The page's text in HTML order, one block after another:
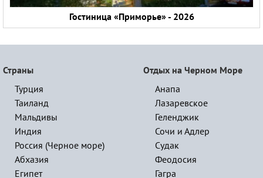
Гостиница «Приморье» - 2026
Страны
Турция
Таиланд
Мальдивы
Индия
Россия (Черное море)
Абхазия
Египет
Отдых на Черном Море
Анапа
Лазаревское
Геленджик
Сочи и Адлер
Судак
Феодосия
Гагра